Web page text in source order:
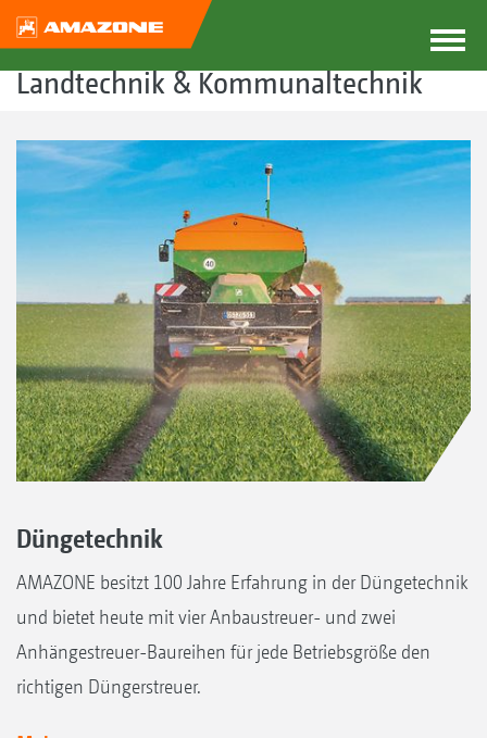
Landtechnik & Kommunaltechnik
Düngetechnik
AMAZONE besitzt 100 Jahre Erfahrung in der Düngetechnik
und bietet heute mit vier Anbaustreuer- und zwei
Anhängestreuer-Baureihen für jede Betriebsgröße den
richtigen Düngerstreuer.